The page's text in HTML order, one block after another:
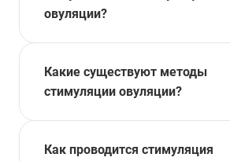
овуляции?
Какие существуют методы
стимуляции овуляции?
Как проводится стимуляция